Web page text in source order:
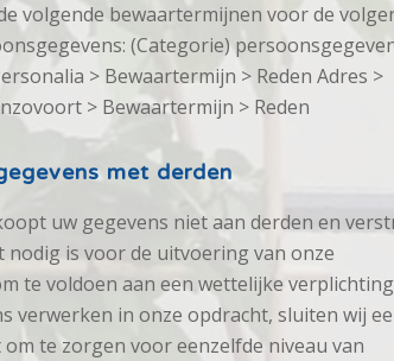
volgende bewaartermijnen voor de
(Categorie)
> Bewaartermijn > Reden Adres >
> Bewaartermijn > Reden
met derden
uw gegevens niet aan derden en
is voor de uitvoering van onze
te voldoen aan een wettelijke
verwerken in onze opdracht, sluiten wij
te zorgen voor eenzelfde niveau van